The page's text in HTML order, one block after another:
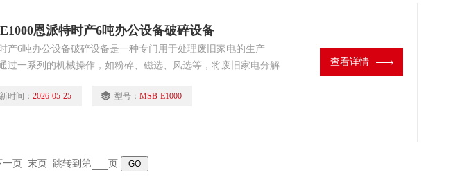
恩派特时产6吨办公设备破碎设备
产6吨办公设备破碎设备是一种专门用于处理废旧家电的生产
过一系列的机械操作，如粉碎、磁选、风选等，将废旧家电分解
用，实现了资源的循环使用。
时间： 2026-05-25 型号： MSB-E1000
查看详情
一页 末页 跳转到第 页